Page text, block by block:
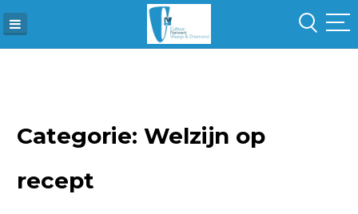
Skip
to
Categorie: Welzijn op
recept